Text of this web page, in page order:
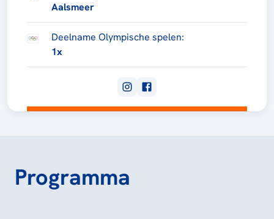
Aalsmeer
Deelname Olympische spelen:
1x
Programma